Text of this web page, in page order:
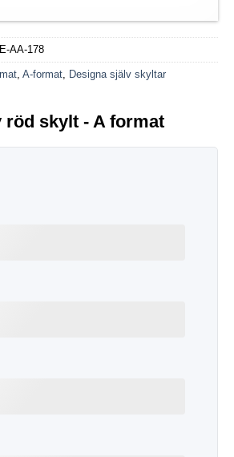
AA-178
A-format Designa själv skyltar
röd skylt - A format